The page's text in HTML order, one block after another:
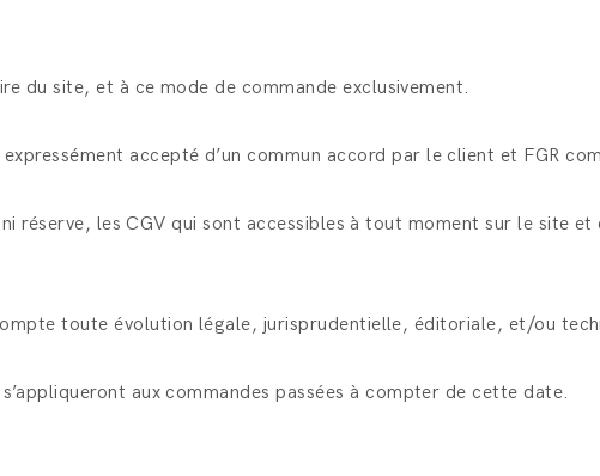
du site, et à ce mode de commande exclusivement.
accepté d’un commun accord par le client et FGR
réserve, les CGV qui sont accessibles à tout moment sur le site
toute évolution légale, jurisprudentielle, éditoriale, et/ou
aux commandes passées à compter de cette date.